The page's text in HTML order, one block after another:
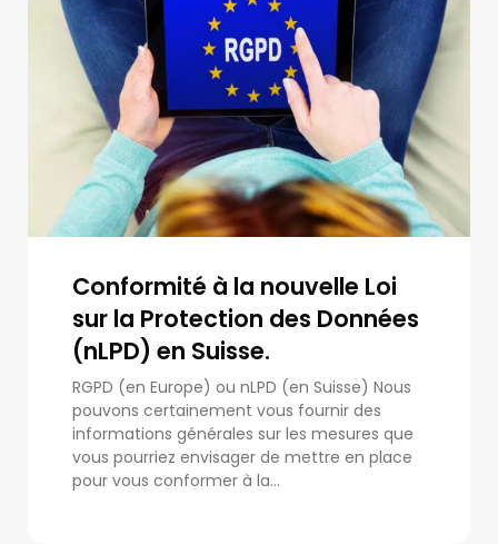
Conformité à la nouvelle Loi
sur la Protection des Données
(nLPD) en Suisse.
RGPD (en Europe) ou nLPD (en Suisse) Nous
pouvons certainement vous fournir des
informations générales sur les mesures que
vous pourriez envisager de mettre en place
pour vous conformer à la...